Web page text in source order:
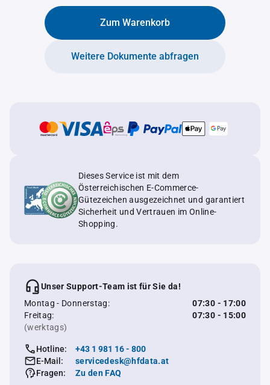
Zum Warenkorb
Weitere Dokumente abfragen
Dieses Service ist mit dem
Österreichischen E-Commerce-
Gütezeichen ausgezeichnet und garantiert
Sicherheit und Vertrauen im Online-
Shopping.
Unser Support-Team ist für Sie da!
Montag - Donnerstag:
07:30 - 17:00
Freitag:
07:30 - 15:00
(werktags)
Hotline:
+43 1 981 16 - 800
E-Mail:
servicedesk@hfdata.at
Fragen:
Zu den FAQ